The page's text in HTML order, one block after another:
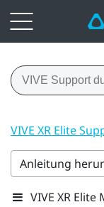
VIVE XR Elite
Anleitung
VIVE XR Elite